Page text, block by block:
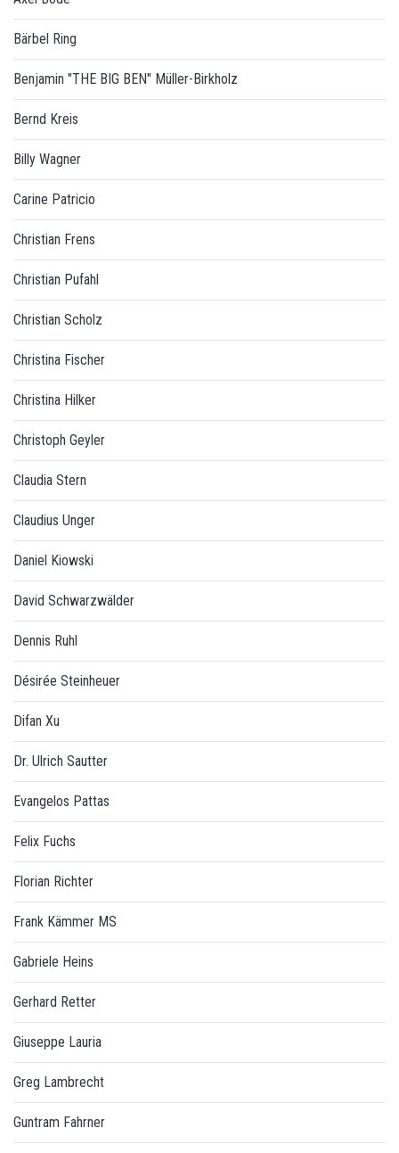
Bärbel Ring
Benjamin "THE BIG BEN" Müller-Birkholz
Bernd Kreis
Billy Wagner
Carine Patricio
Christian Frens
Christian Pufahl
Christian Scholz
Christina Fischer
Christina Hilker
Christoph Geyler
Claudia Stern
Claudius Unger
Daniel Kiowski
David Schwarzwälder
Dennis Ruhl
Désirée Steinheuer
Difan Xu
Dr. Ulrich Sautter
Evangelos Pattas
Felix Fuchs
Florian Richter
Frank Kämmer MS
Gabriele Heins
Gerhard Retter
Giuseppe Lauria
Greg Lambrecht
Guntram Fahrner